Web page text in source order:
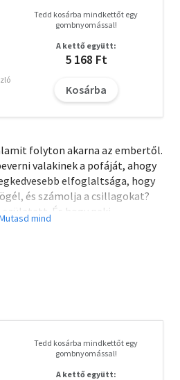
Tedd kosárba mindkettőt egy
gombnyomással!
A kettő együtt:
5 168 Ft
Kosárba
folyton akarna az embertől.
valakinek a pofáját, ahogy
elfoglaltsága, hogy
és számolja a csillagokat?
És hogy neki
ergo a világ közepe
rasszista
a Sistergő Főniksz
legendásabb Hegesztett
nem is beszéltünk...
Tedd kosárba mindkettőt egy
gombnyomással!
A kettő együtt: